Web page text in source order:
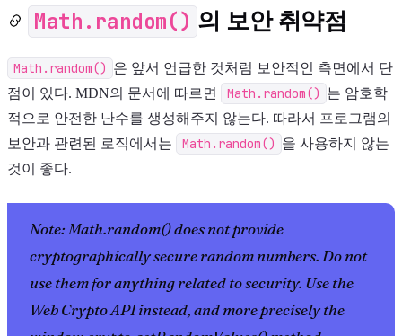
Math.random() 의 보안 취약점
Math.random() 은 앞서 언급한 것처럼 보안적인 측면에서 단
점이 있다. MDN의 문서에 따르면
Math.random() 는 암호학
적으로 안전한 난수를 생성해주지 않는다. 따라서 프로그램의
보안과 관련된 로직에서는
Math.random() 을 사용하지 않는
것이 좋다.
Note: Math.random() does not provide
cryptographically secure random numbers. Do not
use them for anything related to security. Use the
Web Crypto API instead, and more precisely the